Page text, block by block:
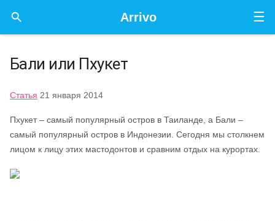
☰
Arrivo

Бали или Пхукет
Статья 21 января 2014
Пхукет – самый популярный остров в Таиланде, а Бали –
самый популярный остров в Индонезии. Сегодня мы столкнем
лицом к лицу этих мастодонтов и сравним отдых на курортах.